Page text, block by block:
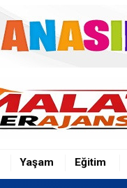
Yaşam Eğitim